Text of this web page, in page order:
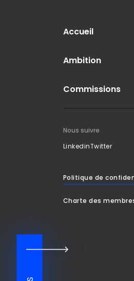
Accueil
Ambition
Commissions
Nous suivre
LinkedinTwitter
Politique de
Charte des